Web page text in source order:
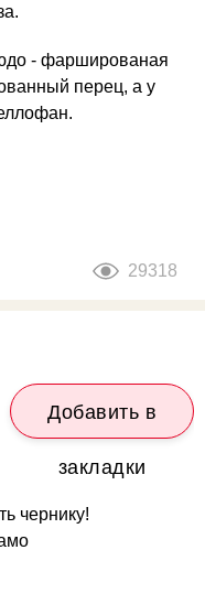
- фаршированая
перец, а у
29318
Добавить в
закладки
чернику!